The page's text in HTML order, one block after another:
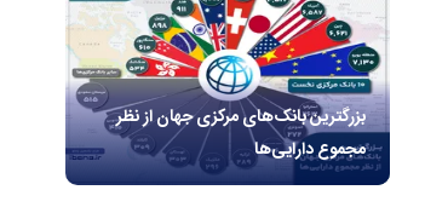
بزرگترین بانک‌های مرکزی جهان از نظر
مجموع دارایی‌ها